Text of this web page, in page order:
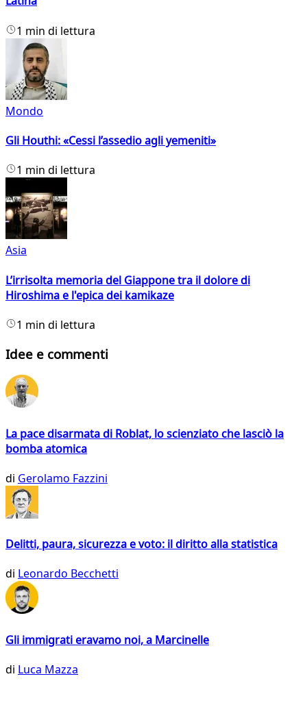
1 min di lettura
Mondo
Gli Houthi: «Cessi l’assedio agli yemeniti»
1 min di lettura
Asia
L’irrisolta memoria del Giappone tra il dolore di
Hiroshima e l'epica dei kamikaze
1 min di lettura
Idee e commenti
La pace disarmata di Roblat, lo scienziato che lasciò la
bomba atomica
di Gerolamo Fazzini
Delitti, paura, sicurezza e voto: il diritto alla statistica
di Leonardo Becchetti
Gli immigrati eravamo noi, a Marcinelle
di Luca Mazza